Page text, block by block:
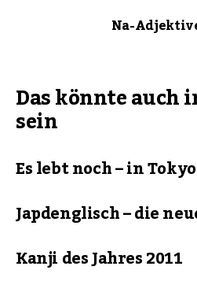
Na-
Das könnte auch
sein
Es lebt noch – in Tokyo
Japdenglisch – die
Kanji des Jahres 2011